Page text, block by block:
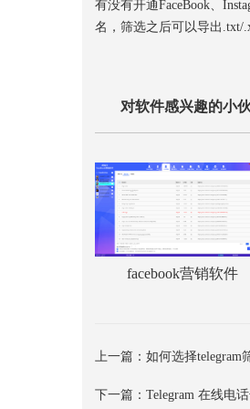
有没有开通FaceBook、
名，筛选之后可以导出.txt/
对软件感兴趣的小
facebook营销软件
上一篇：如何选择telegram
下一篇：Telegram 在线电